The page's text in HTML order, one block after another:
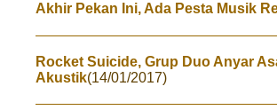
Akhir Pekan Ini, Ada Pesta Musik
Rocket Suicide, Grup Duo Anyar
Akustik(14/01/2017)